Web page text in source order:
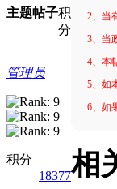
主题帖子积
分
管理员
积分
18377
2、当
3、当
4、本
5、如
6、如
相